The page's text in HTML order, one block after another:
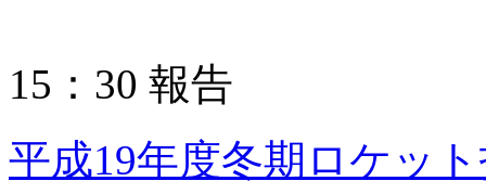
15：30 報告
平成19年度冬期ロケッ